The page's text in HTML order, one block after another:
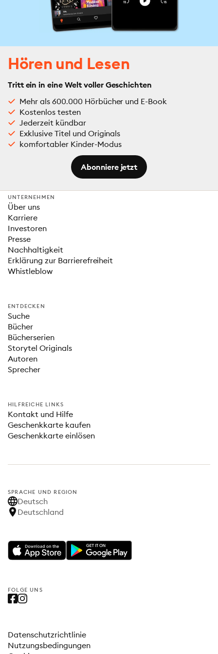
Hören und Lesen
Tritt ein in eine Welt voller Geschichten
Mehr als 600.000 Hörbücher und E-Book
Kostenlos testen
Jederzeit kündbar
Exklusive Titel und Originals
komfortabler Kinder-Modus
Abonniere jetzt
UNTERNEHMEN
Über uns
Karriere
Investoren
Presse
Nachhaltigkeit
Erklärung zur Barrierefreiheit
Whistleblow
ENTDECKEN
Suche
Bücher
Bücherserien
Storytel Originals
Autoren
Sprecher
HILFREICHE LINKS
Kontakt und Hilfe
Geschenkkarte kaufen
Geschenkkarte einlösen
SPRACHE UND REGION
Deutsch
Deutschland
FOLGE UNS
Datenschutzrichtlinie
Nutzungsbedingungen